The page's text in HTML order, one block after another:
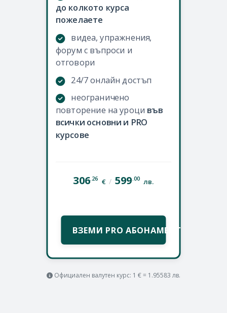
до колкото курса
пожелаете
видеа, упражнения,
форум с въпроси и
отговори
24/7 онлайн достъп
неограничено
повторение на уроци във
всички основни и PRO
курсове
306.26 € / 599.00 лв.
ВЗЕМИ PRO АБОНАМЕНТ
Официален валутен курс: 1 € = 1.95583 лв.